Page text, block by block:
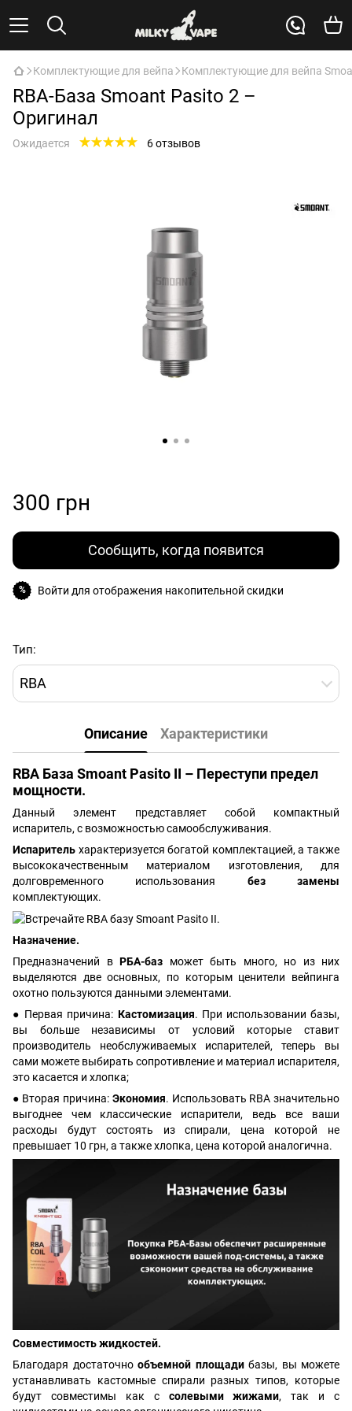
Комплектующие для вейпа Комплектующие для вейпа
RBA-База Smoant Pasito 2 –
Оригинал
Ожидается 6 отзывов
300 грн
Сообщить, когда появится
% Войти для отображения накопительной скидки
Тип:
RBA
Описание Характеристики
RBA База Smoant Pasito II – Переступи предел
мощности.
Данный элемент представляет собой компактный
испаритель, с возможностью самообслуживания.
Испаритель характеризуется богатой комплектацией, а также
высококачественным материалом изготовления, для
долговременного использования без замены
комплектующих.
Назначение.
Предназначений в РБА-баз может быть много, но из них
выделяются две основных, по которым ценители вейпинга
охотно пользуются данными элементами.
● Первая причина: Кастомизация. При использовании базы,
вы больше независимы от условий которые ставит
производитель необслуживаемых испарителей, теперь вы
сами можете выбирать сопротивление и материал испарителя,
это касается и хлопка;
● Вторая причина: Экономия. Использовать RBA значительно
выгоднее чем классические испарители, ведь все ваши
расходы будут состоять из спирали, цена которой не
превышает 10 грн, а также хлопка, цена которой аналогична.
Совместимость жидкостей.
Благодаря достаточно объемной площадибазы, вы можете
устанавливать кастомные спирали разных типов, которые
будут совместимы как ссолевыми жижами, так и с